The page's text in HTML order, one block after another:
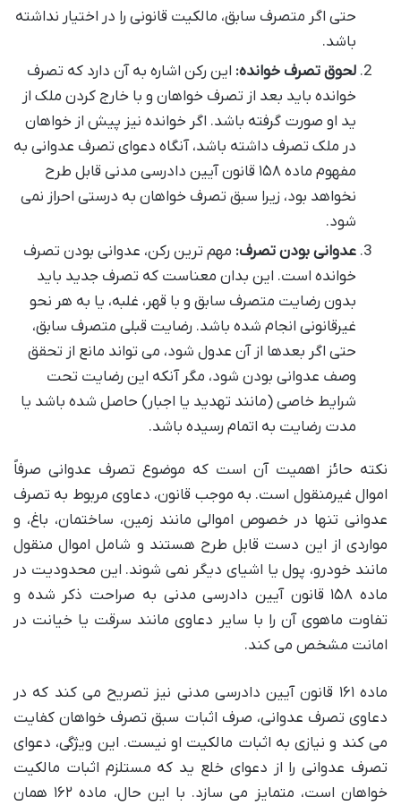
حتی اگر متصرف سابق، مالکیت قانونی را در اختیار نداشته
باشد.
لحوق تصرف خوانده: این رکن اشاره به آن دارد که تصرف
خوانده باید بعد از تصرف خواهان و با خارج کردن ملک از
ید او صورت گرفته باشد. اگر خوانده نیز پیش از خواهان
در ملک تصرف داشته باشد، آنگاه دعوای تصرف عدوانی به
مفهوم ماده ۱۵۸ قانون آیین دادرسی مدنی قابل طرح
نخواهد بود، زیرا سبق تصرف خواهان به درستی احراز نمی
شود.
عدوانی بودن تصرف: مهم ترین رکن، عدوانی بودن تصرف
خوانده است. این بدان معناست که تصرف جدید باید
بدون رضایت متصرف سابق و با قهر، غلبه، یا به هر نحو
غیرقانونی انجام شده باشد. رضایت قبلی متصرف سابق،
حتی اگر بعدها از آن عدول شود، می تواند مانع از تحقق
وصف عدوانی بودن شود، مگر آنکه این رضایت تحت
شرایط خاصی (مانند تهدید یا اجبار) حاصل شده باشد یا
مدت رضایت به اتمام رسیده باشد.
نکته حائز اهمیت آن است که موضوع تصرف عدوانی صرفاً
اموال غیرمنقول است. به موجب قانون، دعاوی مربوط به تصرف
عدوانی تنها در خصوص اموالی مانند زمین، ساختمان، باغ، و
مواردی از این دست قابل طرح هستند و شامل اموال منقول
مانند خودرو، پول یا اشیای دیگر نمی شوند. این محدودیت در
ماده ۱۵۸ قانون آیین دادرسی مدنی به صراحت ذکر شده و
تفاوت ماهوی آن را با سایر دعاوی مانند سرقت یا خیانت در
امانت مشخص می کند.
ماده ۱۶۱ قانون آیین دادرسی مدنی نیز تصریح می کند که در
دعاوی تصرف عدوانی، صرف اثبات سبق تصرف خواهان کفایت
می کند و نیازی به اثبات مالکیت او نیست. این ویژگی، دعوای
تصرف عدوانی را از دعوای خلع ید که مستلزم اثبات مالکیت
خواهان است، متمایز می سازد. با این حال، ماده ۱۶۲ همان